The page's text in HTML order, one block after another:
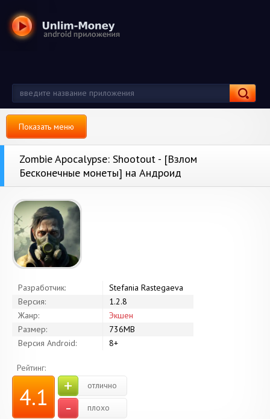
Показать меню
Zombie Apocalypse: Shootout - [Взлом
Бесконечные монеты] на Андроид
Разработчик:
Stefania Rastegaeva
Версия:
1.2.8
Жанр:
Экшен
Размер:
736MB
Версия Android:
8+
Рейтинг:
4.1 + отлично
-
плохо